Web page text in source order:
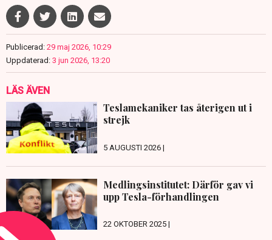
Publicerad: 29 maj 2026, 10:29
Uppdaterad: 3 jun 2026, 13:20
LÄS ÄVEN
Teslamekaniker tas återigen ut i
strejk
5 AUGUSTI 2026 |
Medlingsinstitutet: Därför gav vi
upp Tesla-förhandlingen
22 OKTOBER 2025 |